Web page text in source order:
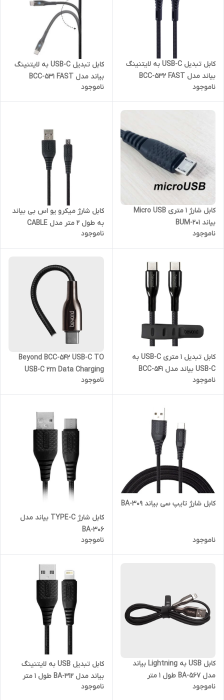
کابل تبدیل USB-C به لایتنینگ
بیاند مدل BCC-532 FAST
CHARGE طول 2 متر
ناموجود
کابل تبدیل USB-C به لایتنینگ
بیاند مدل BCC-531 FAST
CHARGE طول 1 متر
ناموجود
کابل شارژ 1 متری Micro USB
بیاند BUM-201
ناموجود
کابل شارژ میکرو یو اس بی بیاند
به طول 2 متر مدل CABLE
MICRO-USB BEYOND BA-307
ناموجود
کابل تبدیل 1 متری USB-C به
USB-C بیاند مدل BCC-541
ناموجود
Beyond BCC-542 USB-C TO
USB-C 2m Data Charging
Cable
ناموجود
کابل شارژ تایپ سی بیاند BA-309
ناموجود
کابل شارژ TYPE-C بیاند مدل
BA-306
ناموجود
کابل USB به Lightning بیاند
مدل BA-567 طول 1 متر
ناموجود
کابل تبدیل USB به لایتنینگ
بیاند مدل BA-312 طول 1 متر
ناموجود